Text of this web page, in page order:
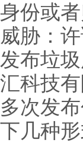
身份或
威胁：
发布垃
汇科技
多次发
下几种形